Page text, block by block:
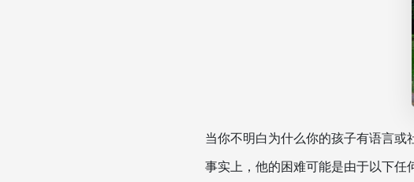
当你不明白为什么你的孩子有语言或
事实上，他的困难可能是由于以下任